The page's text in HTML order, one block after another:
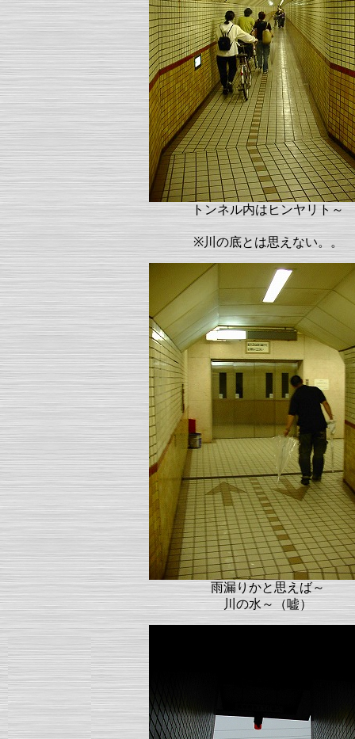
トンネル内はヒンヤリト～
※川の底とは思えない。。
雨漏りかと思えば～
川の水～（嘘）